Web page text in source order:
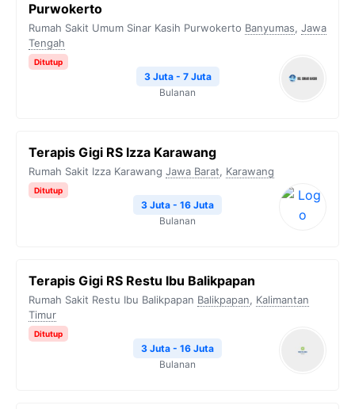
Purwokerto
Rumah Sakit Umum Sinar Kasih Purwokerto Banyumas, Jawa
Tengah
Ditutup
3 Juta - 7 Juta
Bulanan
Terapis Gigi RS Izza Karawang
Rumah Sakit Izza Karawang Jawa Barat, Karawang
Ditutup
3 Juta - 16 Juta
Bulanan
Terapis Gigi RS Restu Ibu Balikpapan
Rumah Sakit Restu Ibu Balikpapan Balikpapan, Kalimantan
Timur
Ditutup
3 Juta - 16 Juta
Bulanan